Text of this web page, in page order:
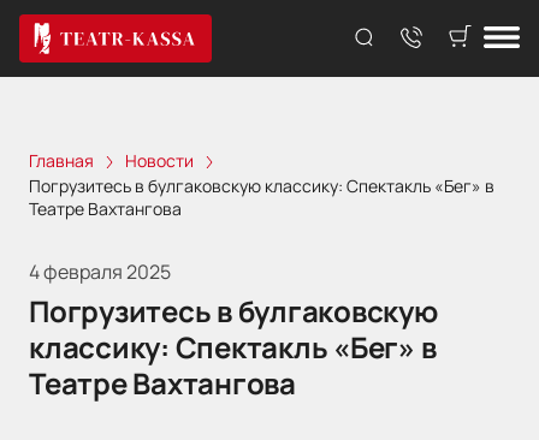
Главная
Новости
Погрузитесь в булгаковскую классику: Спектакль «Бег» в
Театре Вахтангова
4 февраля 2025
Погрузитесь в булгаковскую
классику: Спектакль «Бег» в
Театре Вахтангова